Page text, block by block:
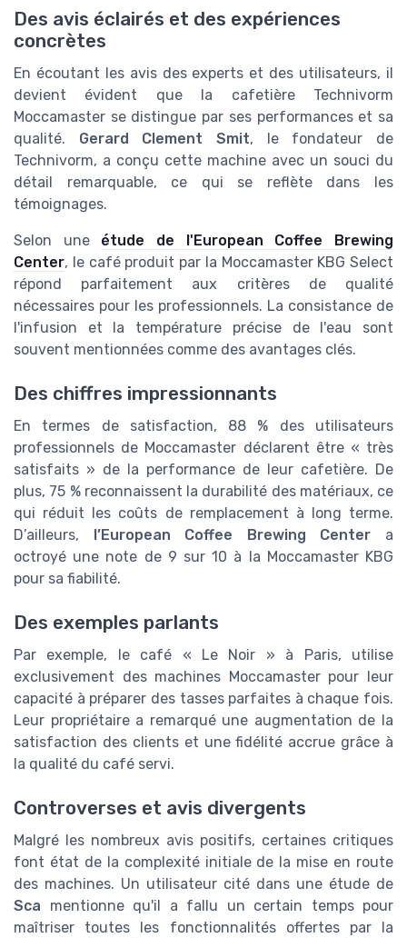
Des avis éclairés et des expériences
concrètes
En écoutant les avis des experts et des utilisateurs, il
devient évident que la cafetière Technivorm
Moccamaster se distingue par ses performances et sa
qualité. Gerard Clement Smit, le fondateur de
Technivorm, a conçu cette machine avec un souci du
détail remarquable, ce qui se reflète dans les
témoignages.
Selon une étude de l'European Coffee Brewing
Center, le café produit par la Moccamaster KBG Select
répond parfaitement aux critères de qualité
nécessaires pour les professionnels. La consistance de
l'infusion et la température précise de l'eau sont
souvent mentionnées comme des avantages clés.
Des chiffres impressionnants
En termes de satisfaction, 88 % des utilisateurs
professionnels de Moccamaster déclarent être « très
satisfaits » de la performance de leur cafetière. De
plus, 75 % reconnaissent la durabilité des matériaux, ce
qui réduit les coûts de remplacement à long terme.
D’ailleurs, l’European Coffee Brewing Center a
octroyé une note de 9 sur 10 à la Moccamaster KBG
pour sa fiabilité.
Des exemples parlants
Par exemple, le café « Le Noir » à Paris, utilise
exclusivement des machines Moccamaster pour leur
capacité à préparer des tasses parfaites à chaque fois.
Leur propriétaire a remarqué une augmentation de la
satisfaction des clients et une fidélité accrue grâce à
la qualité du café servi.
Controverses et avis divergents
Malgré les nombreux avis positifs, certaines critiques
font état de la complexité initiale de la mise en route
des machines. Un utilisateur cité dans une étude de
Sca mentionne qu'il a fallu un certain temps pour
maîtriser toutes les fonctionnalités offertes par la